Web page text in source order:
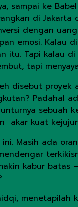
sampai ke
di
dengan
emosi. Kalau
itu. Tapi kalau
tapi
disebut proyek
Padahal
sebuah
akar kuat
Masih ada
kabur batas
menetapilah